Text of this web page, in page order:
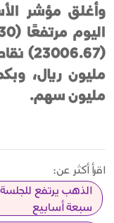
وأغلق مؤشر
مليون سهم.
اقرأ أكثر عن:
الذهب يرتفع
سبعة أسابيع